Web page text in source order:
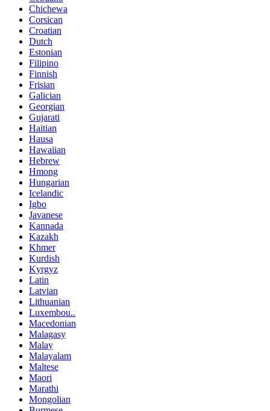
Chichewa
Corsican
Croatian
Dutch
Estonian
Filipino
Finnish
Frisian
Galician
Georgian
Gujarati
Haitian
Hausa
Hawaiian
Hebrew
Hmong
Hungarian
Icelandic
Igbo
Javanese
Kannada
Kazakh
Khmer
Kurdish
Kyrgyz
Latin
Latvian
Lithuanian
Luxembou..
Macedonian
Malagasy
Malay
Malayalam
Maltese
Maori
Marathi
Mongolian